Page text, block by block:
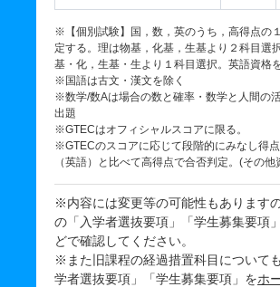
※【個別試験】国，数，英のうち，高得点の
定する。理は物基，化基，生基より２科目選
基・化，生基・生より１科目選択。英語資格
※国語は古文・漢文を除く
※数学/数Aは場合の数と確率・数学と人間の
出題
※GTECはオフィシャルスコアに限る。
※GTECのスコアに応じて段階的にみなし得
（英語）と比べて高得点で合否判定。(その他
※内容には変更等の可能性もあります
の「入学者選抜要項」「学生募集要項
どで確認してください。
※また旧課程の経過措置科目について
学者選抜要項」「学生募集要項」をホ